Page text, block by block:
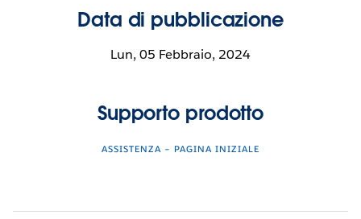
Data di pubblicazione
Lun, 05 Febbraio, 2024
Supporto prodotto
ASSISTENZA – PAGINA INIZIALE